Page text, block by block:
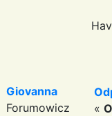
Giovanna
Forumowicz
«